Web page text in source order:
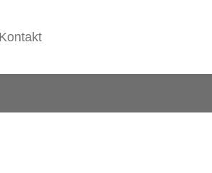
Kontakt